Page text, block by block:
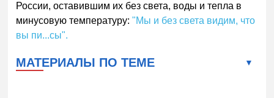
России, оставившим их без света, воды и тепла в
минусовую температуру:"Мы и без света видим, что
вы пи...сы".
МАТЕРИАЛЫ ПО ТЕМЕ